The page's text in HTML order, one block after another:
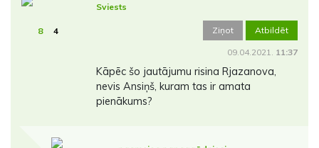
8 4
Sviests
Ziņot Atbildēt
09.04.2021. 11:37
Kāpēc šo jautājumu risina Rjazanova,
nevis Ansiņš, kuram tas ir amata
pienākums?